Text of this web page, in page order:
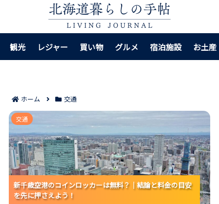
観光 レジャー 買い物 グルメ 宿泊施設 お土産
ホーム 交通
新千歳空港のコインロッカーは無料？｜結論と料金の
目安を先に押さえよう！
新千歳空港のコインロッカーは無料？｜結論と料金の目安
を先に押さえよう！
新千歳空港のコインロッカーは無料？｜結論と料金の目安
を先に押さえよう！
新千歳空港のコインロッカーは無料？｜結論と料金の目安
を先に押さえよう！
交通